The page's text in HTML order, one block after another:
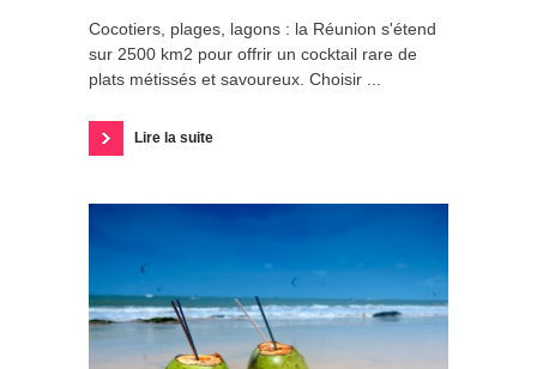
Cocotiers, plages, lagons : la Réunion s'étend
sur 2500 km2 pour offrir un cocktail rare de
plats métissés et savoureux. Choisir ...
Lire la suite